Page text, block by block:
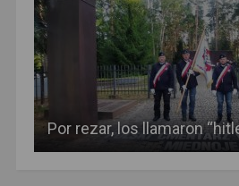
Por rezar, los llamaron